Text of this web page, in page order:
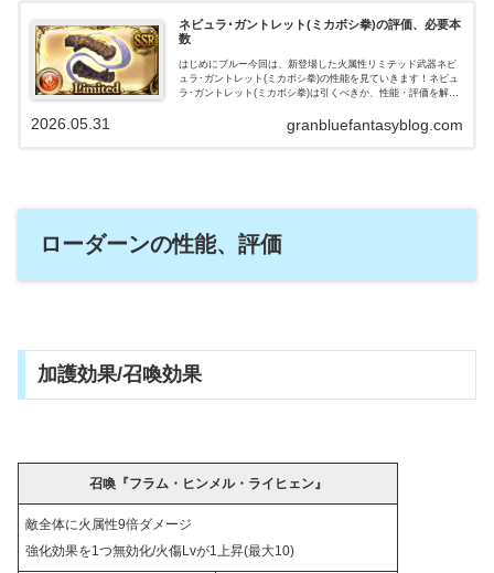
ネビュラ･ガントレット(ミカボシ拳)の評価、必要本
数
はじめにブルー今回は、新登場した火属性リミテッド武器ネビ
ュラ･ガントレット(ミカボシ拳)の性能を見ていきます！ネビュ
ラ･ガントレット(ミカボシ拳)は引くべきか、性能・評価を解説
granbluefantasyblog.com
2026.05.31
ローダーンの性能、評価
加護効果/召喚効果
召喚『フラム・ヒンメル・ライヒェン』
敵全体に火属性9倍ダメージ
強化効果を1つ無効化/火傷Lvが1上昇(最大10)